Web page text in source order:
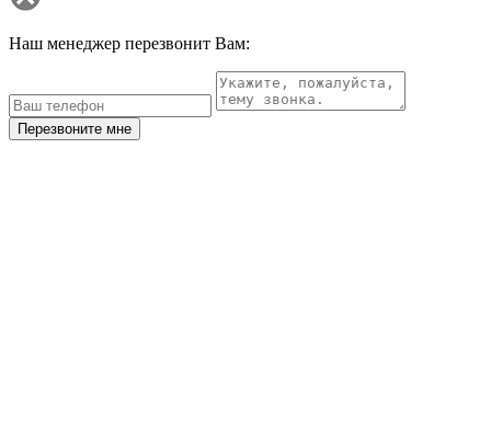
Наш менеджер перезвонит Вам:
Перезвоните мне